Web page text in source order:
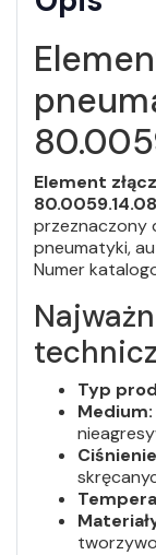
Element
przeznaczony
pneumatyki,
Numer
Typ
Medium: